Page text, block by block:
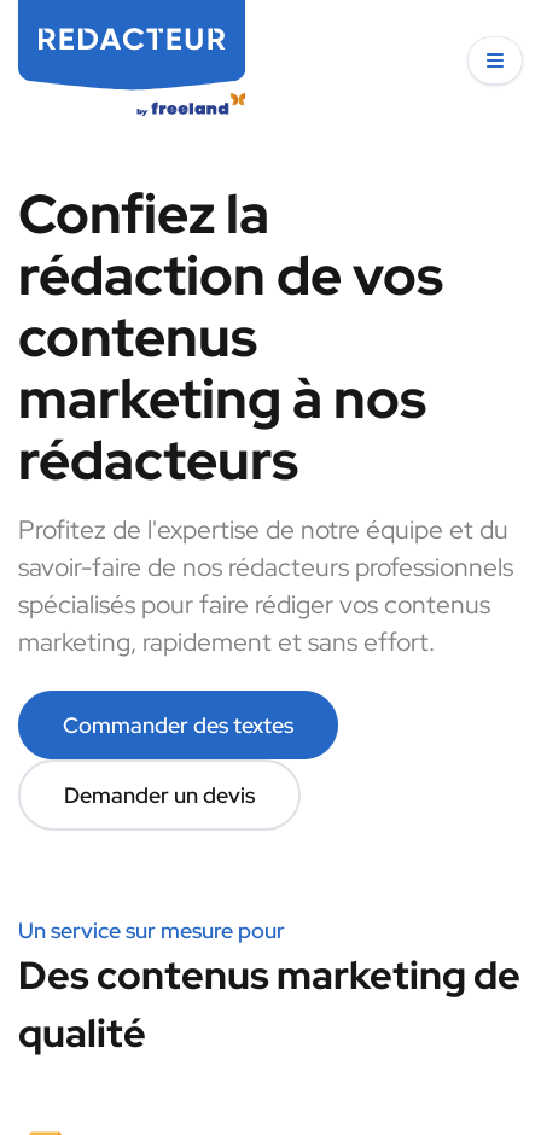
Confiez la
rédaction de vos
contenus
marketing à nos
rédacteurs
Profitez de l'expertise de notre équipe et du
savoir-faire de nos rédacteurs professionnels
spécialisés pour faire rédiger vos contenus
marketing, rapidement et sans effort.
Commander des textes
Demander un devis
Un service sur mesure pour
Des contenus marketing de
qualité